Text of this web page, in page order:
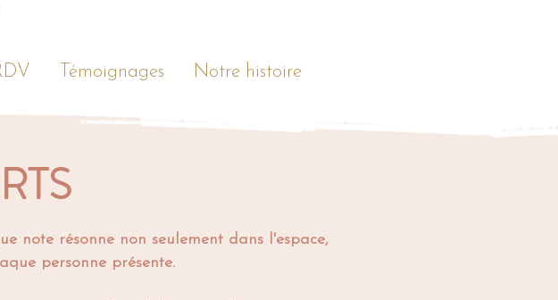
Témoignages Notre histoire
note résonne non seulement dans l'espace,
personne présente.